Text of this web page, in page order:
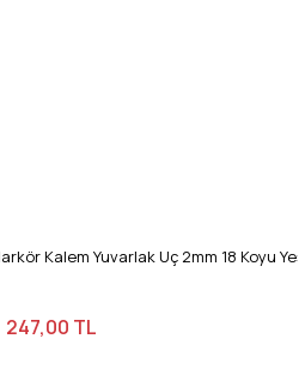
Kalem Yuvarlak Uç 2mm 18 Koyu
247,00 TL